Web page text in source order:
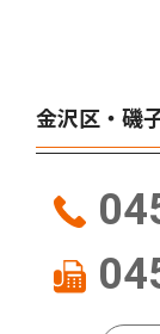
金沢区・磯